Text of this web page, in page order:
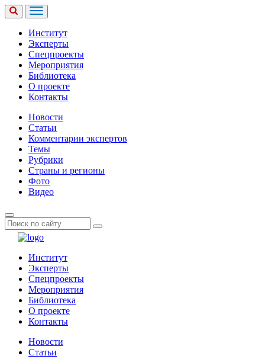
Институт
Эксперты
Спецпроекты
Мероприятия
Библиотека
О проекте
Контакты
Новости
Статьи
Комментарии экспертов
Темы
Рубрики
Страны и регионы
Фото
Видео
Институт
Эксперты
Спецпроекты
Мероприятия
Библиотека
О проекте
Контакты
Новости
Статьи